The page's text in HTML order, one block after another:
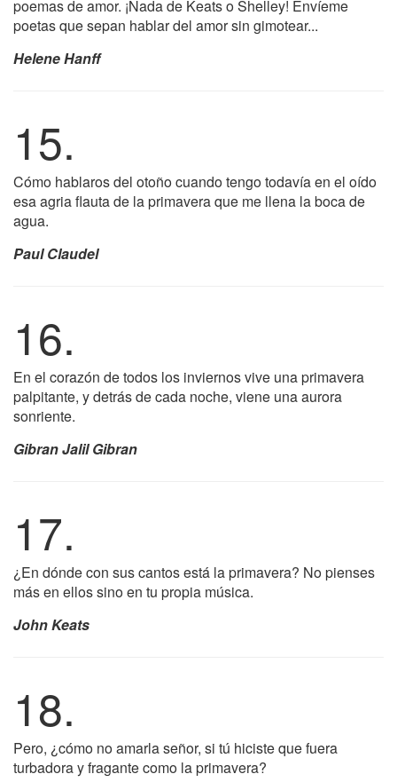
poemas de amor. ¡Nada de Keats o Shelley! Envíeme
poetas que sepan hablar del amor sin gimotear...
Helene Hanff
15.
Cómo hablaros del otoño cuando tengo todavía en el oído
esa agria flauta de la primavera que me llena la boca de
agua.
Paul Claudel
16.
En el corazón de todos los inviernos vive una primavera
palpitante, y detrás de cada noche, viene una aurora
sonriente.
Gibran Jalil Gibran
17.
¿En dónde con sus cantos está la primavera? No pienses
más en ellos sino en tu propia música.
John Keats
18.
Pero, ¿cómo no amarla señor, si tú hiciste que fuera
turbadora y fragante como la primavera?